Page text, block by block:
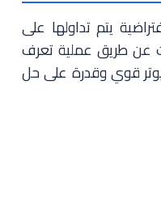
يتم تداولها على
عن طريق عملية تعرف
قوي وقدرة على حل